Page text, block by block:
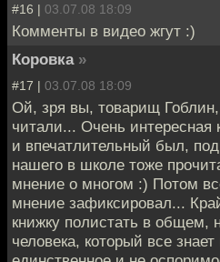
#16 | 03.07.08 18:09
Комменты в видео жгут :)
Коровка »
#17 | 03.07.08 18:09
Ой, зря вы, товарищ
читали... Очень интересная
и впечатлительный был,
нашего в школе тоже
мнение о многом :) Потом
мнение зафиксировал...
книжку полистать в общем,
человека, который все